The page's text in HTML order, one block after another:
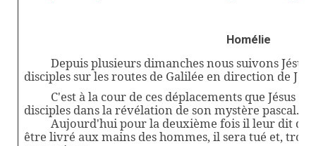
Homélie
Depuis plusieurs dimanches nous suivons Jésus
disciples sur les routes de Galilée en direction de
C'est à la cour de ces déplacements que Jésus
disciples dans la révélation de son mystère pascal.
Aujourd'hui pour la deuxième fois il leur dit
être livré aux mains des hommes, il sera tué et,